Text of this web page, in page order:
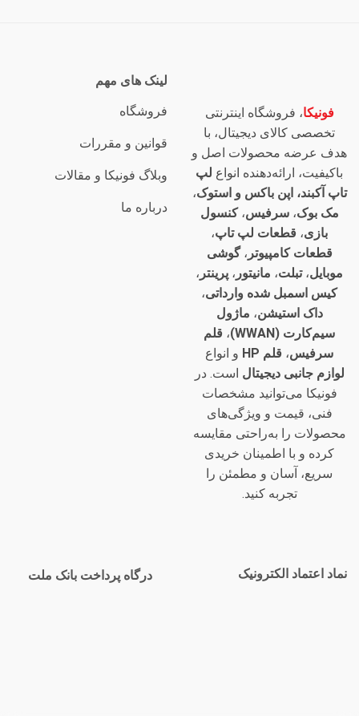
فونیکا، فروشگاه اینترنتی
تخصصی کالای دیجیتال، با
هدف عرضه محصولات اصل و
باکیفیت، ارائه‌دهنده انواع لپ
تاپ آکبند، اپن باکس و استوک،
مک بوک،سرفیس،کنسول
بازی، قطعات لپ تاپ،
قطعات کامپیوتر ،گوشی
موبایل،تبلت، مانیتور ، پرینتر ،
کیس اسمبل شده وارداتی،
داک استیشن، ماژول
سیم‌کارت (WWAN)
، قلم
سرفیس، قلم HP
و انواع
لوازم جانبی دیجیتال است. در
فونیکا می‌توانید مشخصات
فنی، قیمت و ویژگی‌های
محصولات را به‌راحتی مقایسه
کرده و با اطمینان خریدی
سریع، آسان و مطمئن را
تجربه کنید.
لینک های مهم
فروشگاه
قوانین و مقررات
وبلاگ فونیکا و مقالات
درباره ما
نماد اعتماد الکترونیک درگاه پرداخت بانک ملت